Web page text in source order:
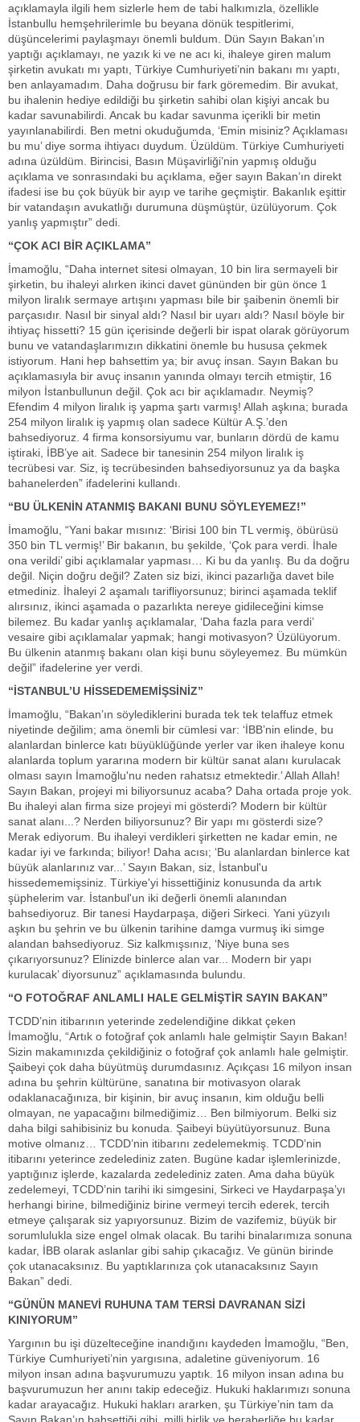
açıklamayla ilgili hem sizlerle hem de tabi halkımızla, özellikle
İstanbullu hemşehrilerimle bu beyana dönük tespitlerimi,
düşüncelerimi paylaşmayı önemli buldum. Dün Sayın Bakan’ın
yaptığı açıklamayı, ne yazık ki ve ne acı ki, ihaleye giren malum
şirketin avukatı mı yaptı, Türkiye Cumhuriyeti’nin bakanı mı yaptı,
ben anlayamadım. Daha doğrusu bir fark göremedim. Bir avukat,
bu ihalenin hediye edildiği bu şirketin sahibi olan kişiyi ancak bu
kadar savunabilirdi. Ancak bu kadar savunma içerikli bir metin
yayınlanabilirdi. Ben metni okuduğumda, ‘Emin misiniz? Açıklaması
bu mu’ diye sorma ihtiyacı duydum. Üzüldüm. Türkiye Cumhuriyeti
adına üzüldüm. Birincisi, Basın Müşavirliği’nin yapmış olduğu
açıklama ve sonrasındaki bu açıklama, eğer sayın Bakan’ın direkt
ifadesi ise bu çok büyük bir ayıp ve tarihe geçmiştir. Bakanlık eşittir
bir vatandaşın avukatlığı durumuna düşmüştür, üzülüyorum. Çok
yanlış yapmıştır” dedi.
“ÇOK ACI BİR AÇIKLAMA”
İmamoğlu, “Daha internet sitesi olmayan, 10 bin lira sermayeli bir
şirketin, bu ihaleyi alırken ikinci davet gününden bir gün önce 1
milyon liralık sermaye artışını yapması bile bir şaibenin önemli bir
parçasıdır. Nasıl bir sinyal aldı? Nasıl bir uyarı aldı? Nasıl böyle bir
ihtiyaç hissetti? 15 gün içerisinde değerli bir ispat olarak görüyorum
bunu ve vatandaşlarımızın dikkatini önemle bu hususa çekmek
istiyorum. Hani hep bahsettim ya; bir avuç insan. Sayın Bakan bu
açıklamasıyla bir avuç insanın yanında olmayı tercih etmiştir, 16
milyon İstanbullunun değil. Çok acı bir açıklamadır. Neymiş?
Efendim 4 milyon liralık iş yapma şartı varmış! Allah aşkına; burada
254 milyon liralık iş yapmış olan sadece Kültür A.Ş.’den
bahsediyoruz. 4 firma konsorsiyumu var, bunların dördü de kamu
iştiraki, İBB’ye ait. Sadece bir tanesinin 254 milyon liralık iş
tecrübesi var. Siz, iş tecrübesinden bahsediyorsunuz ya da başka
bahanelerden” ifadelerini kullandı.
“BU ÜLKENİN ATANMIŞ BAKANI BUNU SÖYLEYEMEZ!”
İmamoğlu, “Yani bakar mısınız: ‘Birisi 100 bin TL vermiş, öbürüsü
350 bin TL vermiş!’ Bir bakanın, bu şekilde, ‘Çok para verdi. İhale
ona verildi’ gibi açıklamalar yapması… Ki bu da yanlış. Bu da doğru
değil. Niçin doğru değil? Zaten siz bizi, ikinci pazarlığa davet bile
etmediniz. İhaleyi 2 aşamalı tarifliyorsunuz; birinci aşamada teklif
alırsınız, ikinci aşamada o pazarlıkta nereye gidileceğini kimse
bilemez. Bu kadar yanlış açıklamalar, ‘Daha fazla para verdi’
vesaire gibi açıklamalar yapmak; hangi motivasyon? Üzülüyorum.
Bu ülkenin atanmış bakanı olan kişi bunu söyleyemez. Bu mümkün
değil” ifadelerine yer verdi.
“İSTANBUL’U HİSSEDEMEMİŞSİNİZ”
İmamoğlu, “Bakan’ın söylediklerini burada tek tek telaffuz etmek
niyetinde değilim; ama önemli bir cümlesi var: ‘İBB’nin elinde, bu
alanlardan binlerce katı büyüklüğünde yerler var iken ihaleye konu
alanlarda toplum yararına modern bir kültür sanat alanı kurulacak
olması sayın İmamoğlu'nu neden rahatsız etmektedir.’ Allah Allah!
Sayın Bakan, projeyi mi biliyorsunuz acaba? Daha ortada proje yok.
Bu ihaleyi alan firma size projeyi mi gösterdi? Modern bir kültür
sanat alanı...? Nerden biliyorsunuz? Bir yapı mı gösterdi size?
Merak ediyorum. Bu ihaleyi verdikleri şirketten ne kadar emin, ne
kadar iyi ve farkında; biliyor! Daha acısı; ‘Bu alanlardan binlerce kat
büyük alanlarınız var...’ Sayın Bakan, siz, İstanbul'u
hissedememişsiniz. Türkiye'yi hissettiğiniz konusunda da artık
şüphelerim var. İstanbul'un iki değerli önemli alanından
bahsediyoruz. Bir tanesi Haydarpaşa, diğeri Sirkeci. Yani yüzyılı
aşkın bu şehrin ve bu ülkenin tarihine damga vurmuş iki simge
alandan bahsediyoruz. Siz kalkmışsınız, ‘Niye buna ses
çıkarıyorsunuz? Elinizde binlerce alan var... Modern bir yapı
kurulacak’ diyorsunuz” açıklamasında bulundu.
“O FOTOĞRAF ANLAMLI HALE GELMİŞTİR SAYIN BAKAN”
TCDD’nin itibarının yeterinde zedelendiğine dikkat çeken
İmamoğlu, “Artık o fotoğraf çok anlamlı hale gelmiştir Sayın Bakan!
Sizin makamınızda çekildiğiniz o fotoğraf çok anlamlı hale gelmiştir.
Şaibeyi çok daha büyütmüş durumdasınız. Açıkçası 16 milyon insan
adına bu şehrin kültürüne, sanatına bir motivasyon olarak
odaklanacağınıza, bir kişinin, bir avuç insanın, kim olduğu belli
olmayan, ne yapacağını bilmediğimiz… Ben bilmiyorum. Belki siz
daha bilgi sahibisiniz bu konuda. Şaibeyi büyütüyorsunuz. Buna
motive olmanız… TCDD’nin itibarını zedelemekmiş. TCDD’nin
itibarını yeterince zedelediniz zaten. Bugüne kadar işlemlerinizde,
yaptığınız işlerde, kazalarda zedelediniz zaten. Ama daha büyük
zedelemeyi, TCDD’nin tarihi iki simgesini, Sirkeci ve Haydarpaşa’yı
herhangi birine, bilmediğiniz birine vermeyi tercih ederek, tercih
etmeye çalışarak siz yapıyorsunuz. Bizim de vazifemiz, büyük bir
sorumlulukla size engel olmak olacak. Bu tarihi binalarımıza sonuna
kadar, İBB olarak aslanlar gibi sahip çıkacağız. Ve günün birinde
çok utanacaksınız. Bu yaptıklarınıza çok utanacaksınız Sayın
Bakan” dedi.
“GÜNÜN MANEVİ RUHUNA TAM TERSİ DAVRANAN SİZİ
KINIYORUM”
Yargının bu işi düzelteceğine inandığını kaydeden İmamoğlu, “Ben,
Türkiye Cumhuriyeti’nin yargısına, adaletine güveniyorum. 16
milyon insan adına başvurumuzu yaptık. 16 milyon insan adına bu
başvurumuzun her anını takip edeceğiz. Hukuki haklarımızı sonuna
kadar arayacağız. Hukuki hakları ararken, şu Türkiye’nin tam da